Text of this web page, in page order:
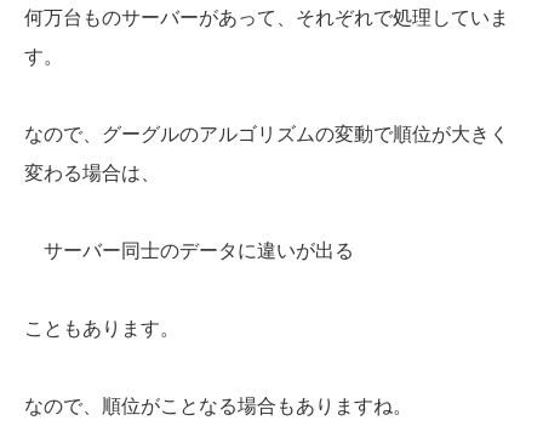
何万台ものサーバーがあって、それぞれで処理していま
す。
なので、グーグルのアルゴリズムの変動で順位が大きく
変わる場合は、
サーバー同士のデータに違いが出る
こともあります。
なので、順位がことなる場合もありますね。